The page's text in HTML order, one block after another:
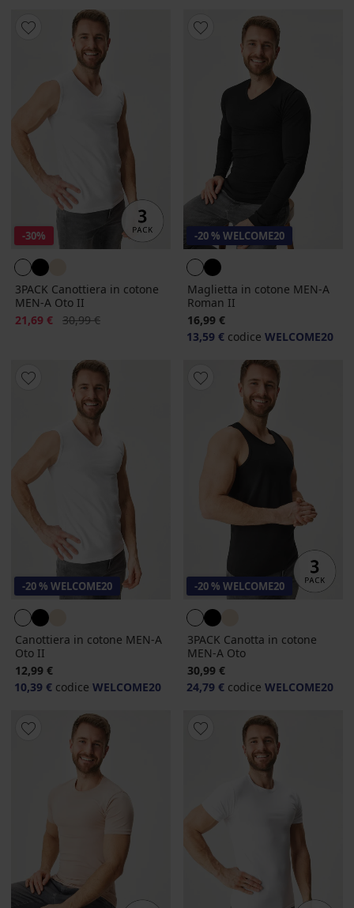
-30%
3PACK Canottiera in cotone
MEN-A Oto II
Sconto
21,69 € Prezzo originale
30,99 €
-20 % WELCOME20
Maglietta in cotone MEN-A
Roman II
16,99 €
13,59 € codice WELCOME20
-20 % WELCOME20
Canottiera in cotone MEN-A
Oto II
12,99 €
10,39 € codice WELCOME20
-20 % WELCOME20
3PACK Canotta in cotone
MEN-A Oto
30,99 €
24,79 € codice WELCOME20